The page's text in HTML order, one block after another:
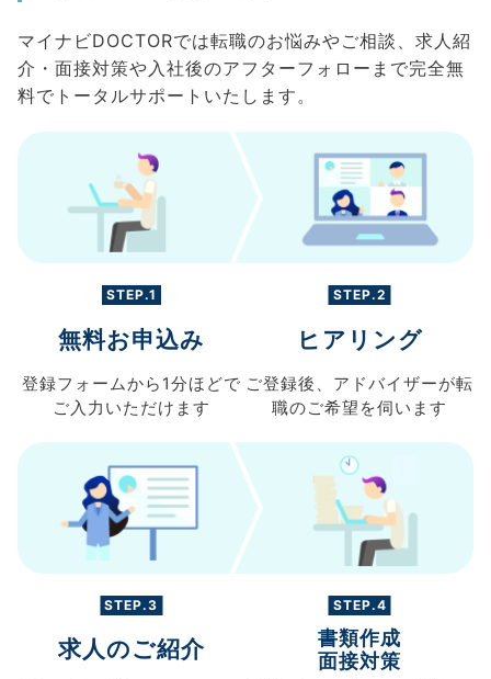
マイナビDOCTORでは転職のお悩みやご相談、求人紹
介・面接対策や入社後のアフターフォローまで完全無
料でトータルサポートいたします。
STEP.1
無料お申込み
登録フォームから 1分ほどで
ご入力 いただけます
STEP.2
ヒアリング
ご登録後、 アドバイザーが転
職のご希望を伺います
STEP.3
求人のご紹介
STEP.4
書類作成
面接対策